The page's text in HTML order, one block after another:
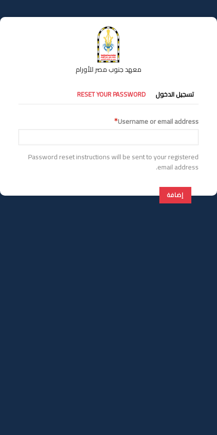
إلى
المحتوى
معهد جنوب مصر للأورام
التبويبات
الأساسية
تسجيل الدخول RESET YOUR PASSWORD
Username or email address
Password reset instructions will be sent to your registered
email address.